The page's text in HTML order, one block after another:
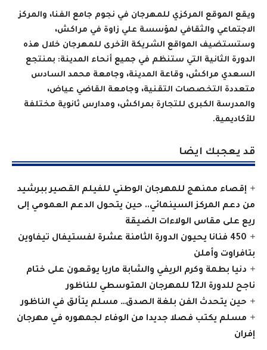
ويقع الموقع المركزي للمهرجان في نجوم جامع الفنا، والمركز
الاجتماعي والثقافي لمؤسسة علي زاوة في مراكش،
وستستضيف المواقع الشريكة الأخرى للمهرجان خلال هذه
الدورة الثانية التي ستنظم في جميع أنحاء المدينة: بمنتجع
السعدي مراكش، وقاعة المدينة، وجامعة محمد السادس
متعددة التخصصات التقنية، وجامعة القاضي عياض،
والمدرسة الكبرى للتجارة بمراكش، ومدارس ثانوية مختلفة
للأكاديمية.
قد يعجبك ايضا
إقصاء ممنهج للمهرجان الوطني للفيلم القصير ببرشيد
من دعم المركز السينمائي.. حين يتحول الدعم العمومي إلى
ريع على مقاس الولاءات الضيقة
450 فنانا يحيون الدورة الثامنة عشرة لفستيفال تيفاوين
بتافراوت وأملن
دنيا بطمة وكرم الريفي والشابة ماريا يوقعون على ختام
ناجح للدورة الـ12 للمهرجان المتوسطي للناظور
حين يتحدث الفن بلغة الصدق… مسلم يتألق في الناظور
مسلم يكتب فصلا جديدا من الوفاء لجمهوره في مهرجان
إفران